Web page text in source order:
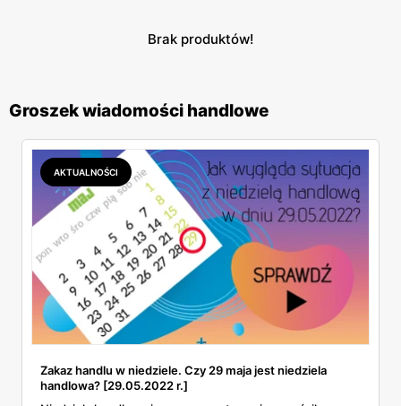
Brak produktów!
Groszek wiadomości handlowe
AKTUALNOŚCI
Zakaz handlu w niedziele. Czy 29 maja jest niedziela
handlowa? [29.05.2022 r.]